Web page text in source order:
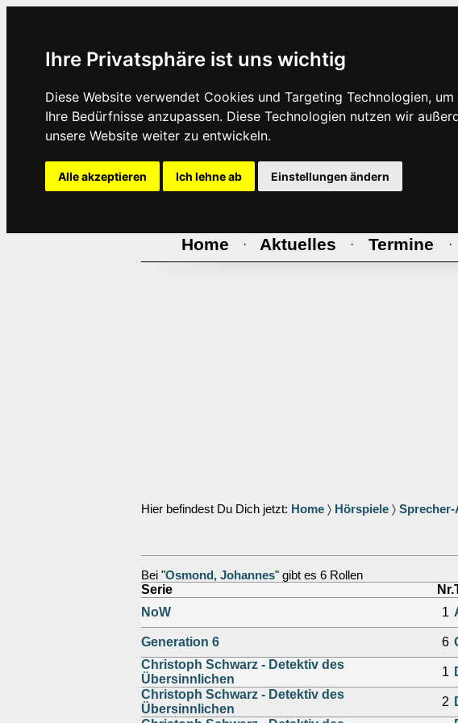
Ihre Privatsphäre ist uns wichtig
Diese Website verwendet Cookies und Targeting Technologien,
Ihre Bedürfnisse anzupassen. Diese Technologien nutzen wir
unsere Website weiter zu entwickeln.
Alle akzeptieren Ich lehne ab Einstellungen ändern
Home · Aktuelles · Termine ·
Hier befindest Du Dich jetzt: Home 〉 Hörspiele 〉 Sprecher-
Bei "Osmond, Johannes" gibt es 6 Rollen
Serie Nr.
NoW
1
Generation 6 6
Christoph Schwarz - Detektiv des
Übersinnlichen
1
Christoph Schwarz - Detektiv des
Übersinnlichen
2